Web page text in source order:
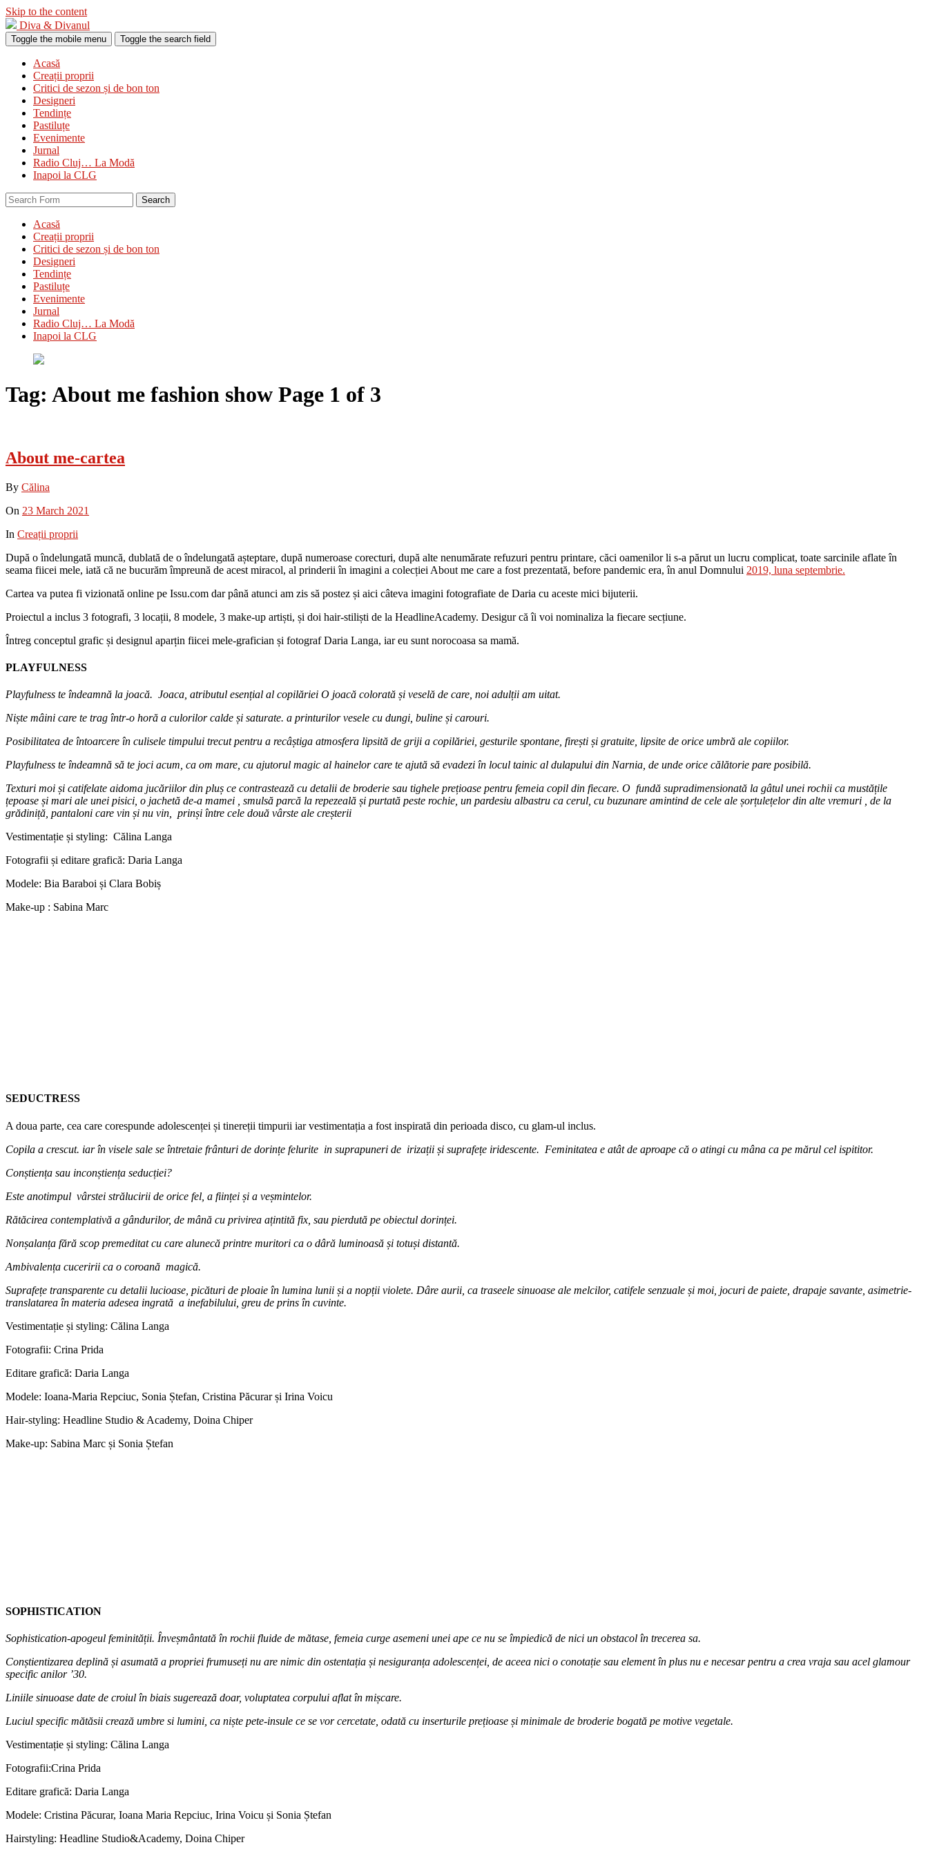
Skip to the content
Diva & Divanul
Toggle the mobile menu Toggle the search field
Acasă
Creații proprii
Critici de sezon și de bon ton
Designeri
Tendințe
Pastiluțe
Evenimente
Jurnal
Radio Cluj… La Modă
Inapoi la CLG
Search
Acasă
Creații proprii
Critici de sezon și de bon ton
Designeri
Tendințe
Pastiluțe
Evenimente
Jurnal
Radio Cluj… La Modă
Inapoi la CLG
Tag: About me fashion show Page 1 of 3
About me-cartea
By Călina
On 23 March 2021
In Creații proprii
După o îndelungată muncă, dublată de o îndelungată așteptare, după numeroase corecturi, după alte nenumărate refuzuri pentru printare, căci oamenilor li s-a părut un lucru complicat, toate sarcinile aflate în
seama fiicei mele, iată că ne bucurăm împreună de acest miracol, al prinderii în imagini a colecției About me care a fost prezentată, before pandemic era, în anul Domnului 2019, luna septembrie.
Cartea va putea fi vizionată online pe Issu.com dar până atunci am zis să postez și aici câteva imagini fotografiate de Daria cu aceste mici bijuterii.
Proiectul a inclus 3 fotografi, 3 locații, 8 modele, 3 make-up artiști, și doi hair-stiliști de la HeadlineAcademy. Desigur că îi voi nominaliza la fiecare secțiune.
Întreg conceptul grafic și designul aparțin fiicei mele-grafician și fotograf Daria Langa, iar eu sunt norocoasa sa mamă.
PLAYFULNESS
Playfulness te îndeamnă la joacă. Joaca, atributul esențial al copilăriei O joacă colorată și veselă de care, noi adulții am uitat.
Niște mâini care te trag într-o horă a culorilor calde și saturate. a printurilor vesele cu dungi, buline și carouri.
Posibilitatea de întoarcere în culisele timpului trecut pentru a recâștiga atmosfera lipsită de griji a copilăriei, gesturile spontane, firești și gratuite, lipsite de orice umbră ale copiilor.
Playfulness te îndeamnă să te joci acum, ca om mare, cu ajutorul magic al hainelor care te ajută să evadezi în locul tainic al dulapului din Narnia, de unde orice călătorie pare posibilă.
Texturi moi și catifelate aidoma jucăriilor din pluș ce contrastează cu detalii de broderie sau tighele prețioase pentru femeia copil din fiecare. O fundă supradimensionată la gâtul unei rochii ca mustățile
țepoase și mari ale unei pisici, o jachetă de-a mamei , smulsă parcă la repezeală și purtată peste rochie, un pardesiu albastru ca cerul, cu buzunare amintind de cele ale șorțulețelor din alte vremuri , de la
grădiniță, pantaloni care vin și nu vin, prinși între cele două vârste ale creșterii
Vestimentație și styling: Călina Langa
Fotografii și editare grafică: Daria Langa
Modele: Bia Baraboi și Clara Bobiș
Make-up : Sabina Marc
SEDUCTRESS
A doua parte, cea care corespunde adolescenței și tinereții timpurii iar vestimentația a fost inspirată din perioada disco, cu glam-ul inclus.
Copila a crescut. iar în visele sale se întretaie frânturi de dorințe felurite in suprapuneri de irizații și suprafețe iridescente. Feminitatea e atât de aproape că o atingi cu mâna ca pe mărul cel ispititor.
Conștiența sau inconștiența seducției?
Este anotimpul vârstei strălucirii de orice fel, a ființei și a veșmintelor.
Rătăcirea contemplativă a gândurilor, de mână cu privirea ațintită fix, sau pierdută pe obiectul dorinței.
Nonșalanța fără scop premeditat cu care alunecă printre muritori ca o dâră luminoasă și totuși distantă.
Ambivalența cuceririi ca o coroană magică.
Suprafețe transparente cu detalii lucioase, picături de ploaie în lumina lunii și a nopții violete. Dâre aurii, ca traseele sinuoase ale melcilor, catifele senzuale și moi, jocuri de paiete, drapaje savante, asimetrie-
translatarea în materia adesea ingrată a inefabilului, greu de prins în cuvinte.
Vestimentație și styling: Călina Langa
Fotografii: Crina Prida
Editare grafică: Daria Langa
Modele: Ioana-Maria Repciuc, Sonia Ștefan, Cristina Păcurar și Irina Voicu
Hair-styling: Headline Studio & Academy, Doina Chiper
Make-up: Sabina Marc și Sonia Ștefan
SOPHISTICATION
Sophistication-apogeul feminității. Înveșmântată în rochii fluide de mătase, femeia curge asemeni unei ape ce nu se împiedică de nici un obstacol în trecerea sa.
Conștientizarea deplină și asumată a propriei frumuseți nu are nimic din ostentația și nesiguranța adolescenței, de aceea nici o conotație sau element în plus nu e necesar pentru a crea vraja sau acel glamour
specific anilor ’30.
Liniile sinuoase date de croiul în biais sugerează doar, voluptatea corpului aflat în mișcare.
Luciul specific mătăsii crează umbre si lumini, ca niște pete-insule ce se vor cercetate, odată cu inserturile prețioase și minimale de broderie bogată pe motive vegetale.
Vestimentație și styling: Călina Langa
Fotografii:Crina Prida
Editare grafică: Daria Langa
Modele: Cristina Păcurar, Ioana Maria Repciuc, Irina Voicu și Sonia Ștefan
Hairstyling: Headline Studio&Academy, Doina Chiper